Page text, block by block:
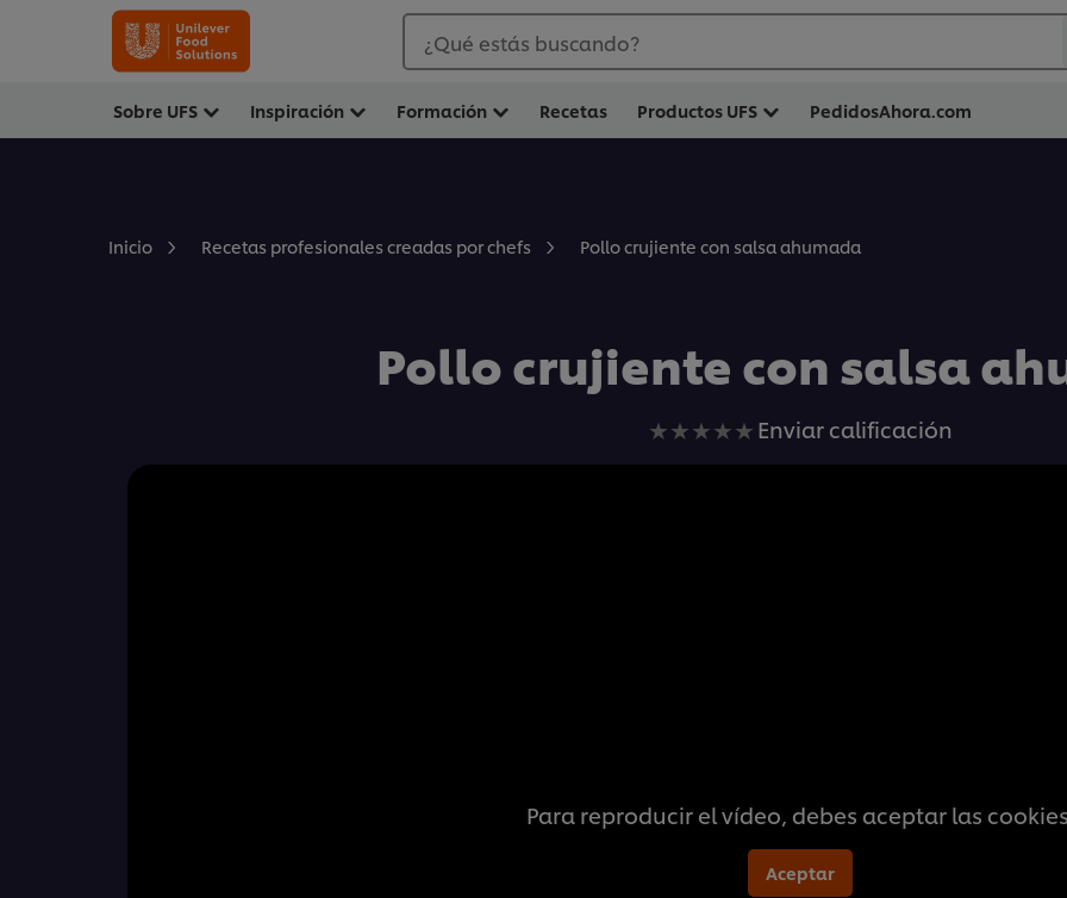
¿Qué estás buscando?
Sobre UFS Inspiración Formación Recetas Productos UFS PedidosAhora.com
Inicio Recetas profesionales creadas por chefs Pollo crujiente con salsa ahumada
Pollo crujiente con salsa
No
se
Enviar calificación
Para reproducir el vídeo, debes aceptar las
Aceptar